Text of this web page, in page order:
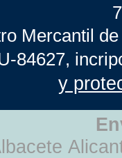
Mercantil
84627,
y